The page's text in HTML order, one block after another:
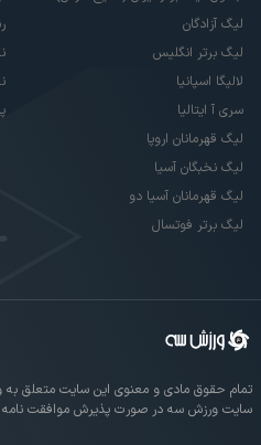
لیگ آزادگان
لیگ برتر انگلیس
لالیگا اسپانیا
سری آ ایتالیا
لیگ قهرمانان اروپا
لیگ نخبگان آسیا
لیگ قهرمانان آسیا دو
لیگ برتر فوتسال
تمام حقوق مادی و معنوی این سایت متعلق
سایت ورزش سه در صورت پذیرش موافقت نامه